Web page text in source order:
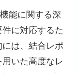
能に関する深
に対応するた
は、結合レポ
いた高度なレ